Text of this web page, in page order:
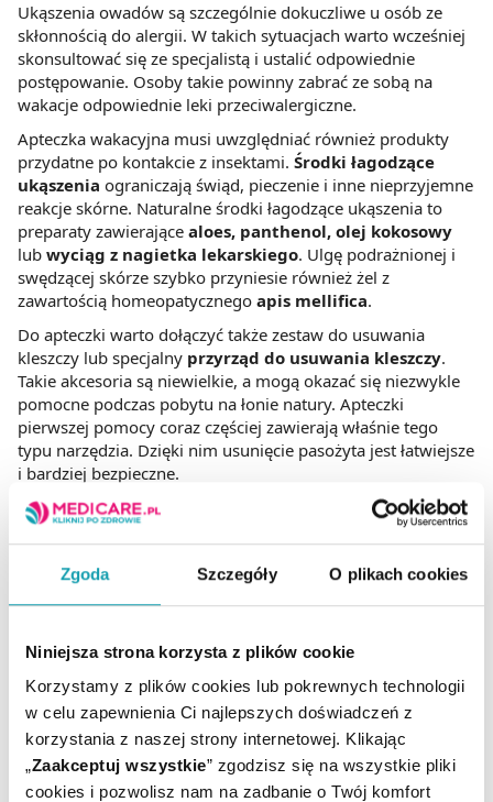
Zgoda Szczegóły O plikach cookies
Niniejsza strona korzysta z plików cookie
Korzystamy z plików cookies lub pokrewnych technologii
w celu zapewnienia Ci najlepszych doświadczeń z
korzystania z naszej strony internetowej. Klikając
„Zaakceptuj wszystkie” zgodzisz się na wszystkie pliki
cookies i pozwolisz nam na zadbanie o Twój komfort
Ukąszenia owadów są szczególnie dokuczliwe u osób ze
skłonnością do alergii. W takich sytuacjach warto wcześniej
skonsultować się ze specjalistą i ustalić odpowiednie
postępowanie. Osoby takie powinny zabrać ze sobą na
wakacje odpowiednie leki przeciwalergiczne.
Apteczka wakacyjna musi uwzględniać również produkty
przydatne po kontakcie z insektami. Środki łagodzące
ukąszenia ograniczają świąd, pieczenie i inne nieprzyjemne
reakcje skórne. Naturalne środki łagodzące ukąszenia to
preparaty zawierające aloes, panthenol, olej kokosowy
lub wyciąg z nagietka lekarskiego. Ulgę podrażnionej i
swędzącej skórze szybko przyniesie również żel z
zawartością homeopatycznego apis mellifica.
Do apteczki warto dołączyć także zestaw do usuwania
kleszczy lub specjalny przyrząd do usuwania kleszczy.
Takie akcesoria są niewielkie, a mogą okazać się niezwykle
pomocne podczas pobytu na łonie natury. Apteczki
pierwszej pomocy coraz częściej zawierają właśnie tego
typu narzędzia. Dzięki nim usunięcie pasożyta jest łatwiejsze
i bardziej bezpieczne.
Pamiętaj również, aby po spacerach po lasach czy łąkach
regularnie kontrolować skórę i odzież, aby w porę uniknąć